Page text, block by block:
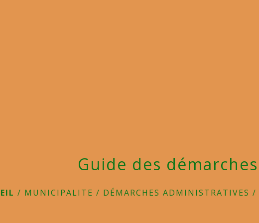
Guide des démarches
/ MUNICIPALITE / DÉMARCHES ADMINISTRATIVES /